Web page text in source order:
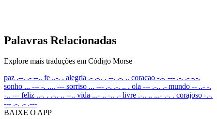
Palavras Relacionadas
Explore mais traduções em Código Morse
paz .--. .- --.. fe ..-. . alegria .- .-.. . --. .-. .. coracao -.-. --- .-. .- -.-.
sonho ... --- -. .... --- sorriso ... --- .-. .-. .. . ola --- .-.. .- mundo -- ..- -.
-.. --- feliz ..-. . .-.. .. --.. vida ...- .. -.. .- livre .-.. .. ...- .-. . corajoso -.-.
--- .-. .- .---
BAIXE O APP